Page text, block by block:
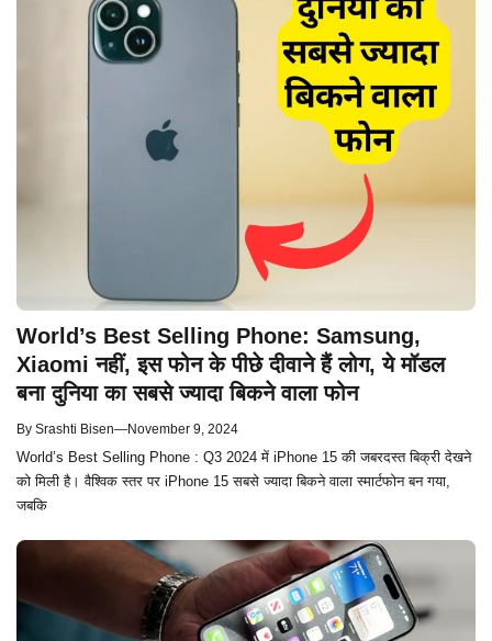
World’s Best Selling Phone: Samsung,
Xiaomi नहीं, इस फोन के पीछे दीवाने हैं लोग, ये मॉडल
बना दुनिया का सबसे ज्यादा बिकने वाला फोन
By Srashti Bisen—November 9, 2024
World’s Best Selling Phone : Q3 2024 में iPhone 15 की जबरदस्त बिक्री देखने
को मिली है। वैश्विक स्तर पर iPhone 15 सबसे ज्यादा बिकने वाला स्मार्टफोन बन गया,
जबकि